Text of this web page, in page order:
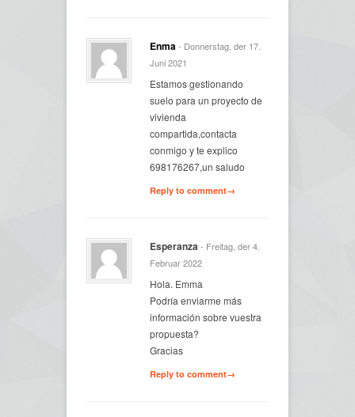
Enma- Donnerstag, der 17.
Juni 2021
Estamos gestionando
suelo para un proyecto de
vivienda
compartida,contacta
conmigo y te explico
698176267,un saludo
Reply to comment→
Esperanza- Freitag, der 4.
Februar 2022
Hola. Emma
Podría enviarme más
información sobre vuestra
propuesta?
Gracias
Reply to comment→